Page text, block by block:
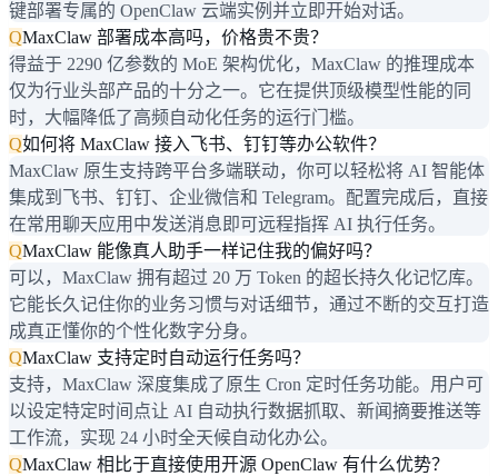
键部署专属的 OpenClaw 云端实例并立即开始对话。
QMaxClaw 部署成本高吗，价格贵不贵？
得益于 2290 亿参数的 MoE 架构优化，MaxClaw 的推理成本
仅为行业头部产品的十分之一。它在提供顶级模型性能的同
时，大幅降低了高频自动化任务的运行门槛。
Q如何将 MaxClaw 接入飞书、钉钉等办公软件？
MaxClaw 原生支持跨平台多端联动，你可以轻松将 AI 智能体
集成到飞书、钉钉、企业微信和 Telegram。配置完成后，直接
在常用聊天应用中发送消息即可远程指挥 AI 执行任务。
QMaxClaw 能像真人助手一样记住我的偏好吗？
可以，MaxClaw 拥有超过 20 万 Token 的超长持久化记忆库。
它能长久记住你的业务习惯与对话细节，通过不断的交互打造
成真正懂你的个性化数字分身。
QMaxClaw 支持定时自动运行任务吗？
支持，MaxClaw 深度集成了原生 Cron 定时任务功能。用户可
以设定特定时间点让 AI 自动执行数据抓取、新闻摘要推送等
工作流，实现 24 小时全天候自动化办公。
QMaxClaw 相比于直接使用开源 OpenClaw 有什么优势？